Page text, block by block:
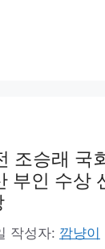
조승래 국
부인 수상
작성자: 깜냥이